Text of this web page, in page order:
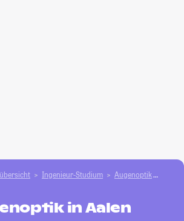
Ingenieur-Studium Augenoptik
in Aalen